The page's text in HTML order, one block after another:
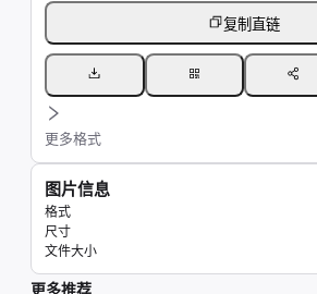
复制直链
更多格式
图片信息
格式
尺寸
文件大小
更多推荐